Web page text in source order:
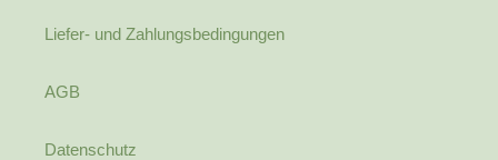
Liefer- und Zahlungsbedingungen
AGB
Datenschutz